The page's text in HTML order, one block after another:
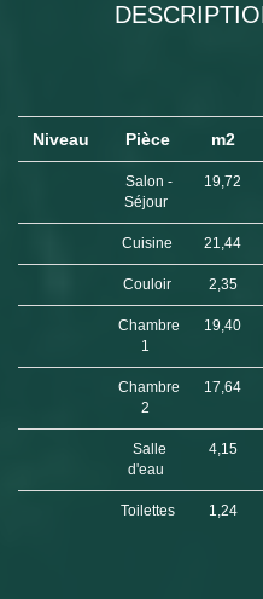
Niveau Pièce m2
Salon -
Séjour
19,72
Cuisine 21,44
Couloir 2,35
Chambre
1
19,40
Chambre
2
17,64
Salle
d'eau
4,15
Toilettes 1,24